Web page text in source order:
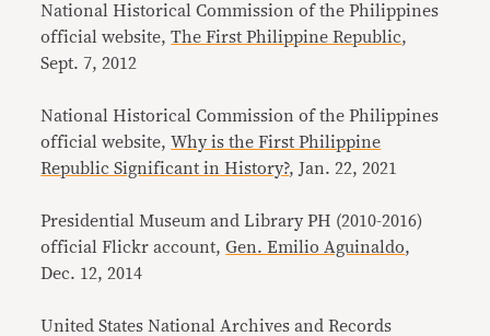
National Historical Commission of the Philippines
official website,The First Philippine Republic,
Sept. 7, 2012
National Historical Commission of the Philippines
official website,Why is the First Philippine
Republic Significant in History?, Jan. 22, 2021
Presidential Museum and Library PH (2010-2016)
official Flickr account,Gen. Emilio Aguinaldo,
Dec. 12, 2014
United States National Archives and Records